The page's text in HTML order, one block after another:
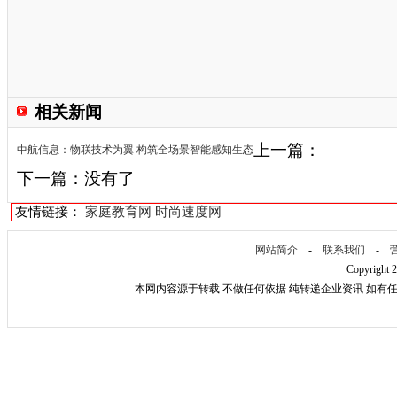
相关新闻
上一篇：
中航信息：物联技术为翼 构筑全场景智能感知生态
下一篇：没有了
友情链接： 家庭教育网 时尚速度网
网站简介 - 联系我们 -
Copyright
本网内容源于转载 不做任何依据 纯转递企业资讯 如有